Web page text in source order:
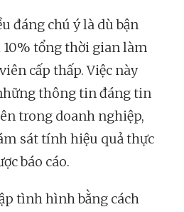
đáng chú ý là dù bận
10% tổng thời gian làm
cấp thấp. Việc này
thông tin đáng tin
trong doanh nghiệp,
sát tính hiệu quả thực
báo cáo.
tình hình bằng cách